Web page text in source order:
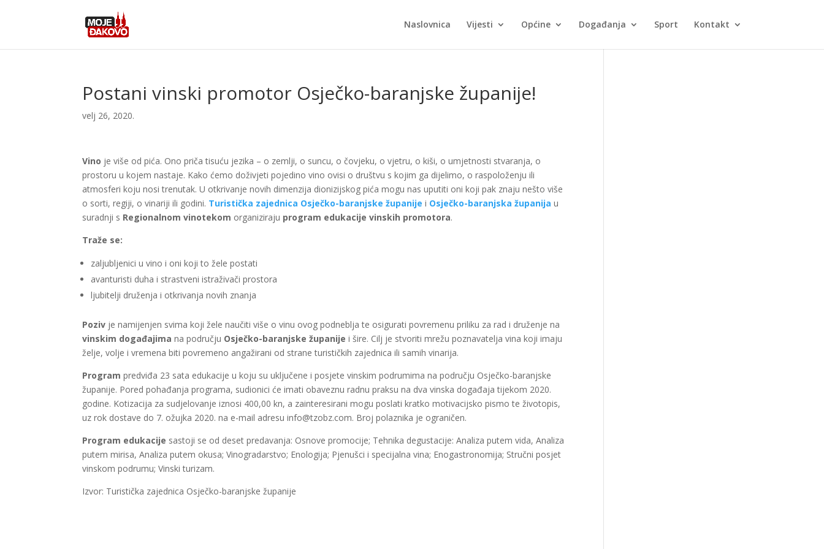
Naslovnica Vijesti Općine Događanja Sport Kontakt
Postani vinski promotor Osječko-baranjske županije!
velj 26, 2020.
Vino je više od pića. Ono priča tisuću jezika – o zemlji, o suncu, o čovjeku, o vjetru, o kiši, o umjetnosti stvaranja, o
prostoru u kojem nastaje. Kako ćemo doživjeti pojedino vino ovisi o društvu s kojim ga dijelimo, o raspoloženju ili
atmosferi koju nosi trenutak. U otkrivanje novih dimenzija dionizijskog pića mogu nas uputiti oni koji pak znaju nešto više
o sorti, regiji, o vinariji ili godini. Turistička zajednica Osječko-baranjske županije i Osječko-baranjska županija u
suradnji s Regionalnom vinotekom organiziraju program edukacije vinskih promotora.
Traže se:
zaljubljenici u vino i oni koji to žele postati
avanturisti duha i strastveni istraživači prostora
ljubitelji druženja i otkrivanja novih znanja
Poziv je namijenjen svima koji žele naučiti više o vinu ovog podneblja te osigurati povremenu priliku za rad i druženje na
vinskim događajima na području Osječko-baranjske županije i šire. Cilj je stvoriti mrežu poznavatelja vina koji imaju
želje, volje i vremena biti povremeno angažirani od strane turističkih zajednica ili samih vinarija.
Program predviđa 23 sata edukacije u koju su uključene i posjete vinskim podrumima na području Osječko-baranjske
županije. Pored pohađanja programa, sudionici će imati obaveznu radnu praksu na dva vinska događaja tijekom 2020.
godine. Kotizacija za sudjelovanje iznosi 400,00 kn, a zainteresirani mogu poslati kratko motivacijsko pismo te životopis,
uz rok dostave do 7. ožujka 2020. na e-mail adresuinfo@tzobz.com. Broj polaznika je ograničen.
Program edukacije sastoji se od deset predavanja: Osnove promocije; Tehnika degustacije: Analiza putem vida, Analiza
putem mirisa, Analiza putem okusa; Vinogradarstvo; Enologija; Pjenušci i specijalna vina; Enogastronomija; Stručni posjet
vinskom podrumu; Vinski turizam.
Izvor: Turistička zajednica Osječko-baranjske županije